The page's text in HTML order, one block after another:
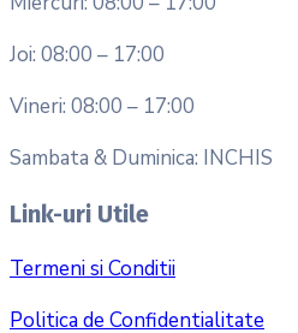
Joi: 08:00 – 17:00
Vineri: 08:00 – 17:00
Sambata & Duminica: INCHIS
Link-uri Utile
Termeni si Conditii
Politica de Confidentialitate